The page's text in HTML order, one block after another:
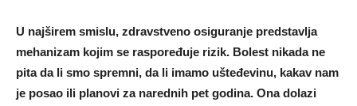
U najširem smislu, zdravstveno osiguranje predstavlja
mehanizam kojim se raspoređuje rizik. Bolest nikada ne
pita da li smo spremni, da li imamo ušteđevinu, kakav nam
je posao ili planovi za narednih pet godina. Ona dolazi